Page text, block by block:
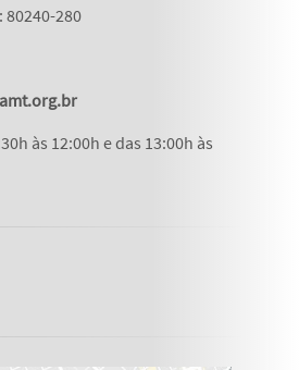
80240-280
às 12:00h e das 13:00h às